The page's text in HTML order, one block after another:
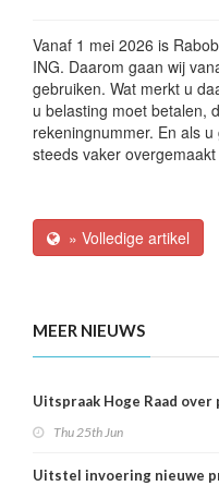
Vanaf 1 mei 2026 is
ING. Daarom gaan wij
gebruiken. Wat merkt u
u belasting moet betalen,
rekeningnummer. En als
steeds vaker
» Volledige artikel
MEER NIEUWS
Uitspraak Hoge Raad over
Thu 25th Jun
Uitstel invoering nieuwe